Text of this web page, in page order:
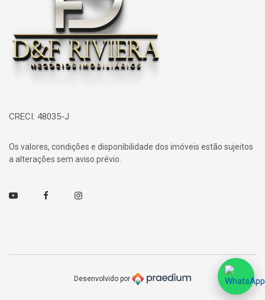
CRECI: 48035-J
Os valores, condições e disponibilidade dos imóveis estão sujeitos
a alterações sem aviso prévio.
Youtube FacebookInstagram
Desenvolvido por